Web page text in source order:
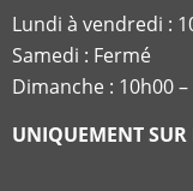
Lundi à vendredi :
Samedi : Fermé
Dimanche : 10h00
UNIQUEMENT SUR